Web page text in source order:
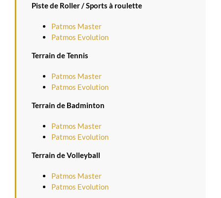
Piste de Roller / Sports à roulette
Patmos Master
Patmos Evolution
Terrain de Tennis
Patmos Master
Patmos Evolution
Terrain de Badminton
Patmos Master
Patmos Evolution
Terrain de Volleyball
Patmos Master
Patmos Evolution